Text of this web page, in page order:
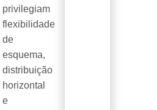
privilegiam
flexibilidade
de
esquema,
distribuição
horizontal
e